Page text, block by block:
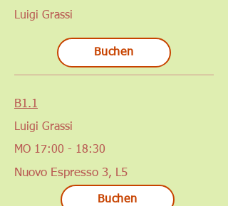
Luigi Grassi
Buchen
B1.1
Luigi Grassi
MO 17:00 - 18:30
Nuovo Espresso 3, L5
Buchen